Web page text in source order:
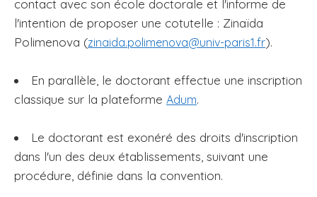
contact avec son école doctorale et l'informe de
l'intention de proposer une cotutelle : Zinaïda
Polimenova (zinaida.polimenova@univ-paris1.fr).
En parallèle, le doctorant effectue une inscription
classique sur la plateforme Adum.
Le doctorant est exonéré des droits d'inscription
dans l'un des deux établissements, suivant une
procédure, définie dans la convention.